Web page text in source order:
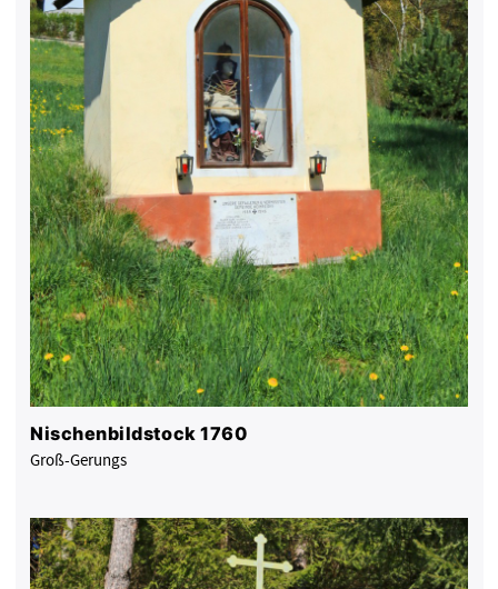
Nischenbildstock 1760
Groß-Gerungs